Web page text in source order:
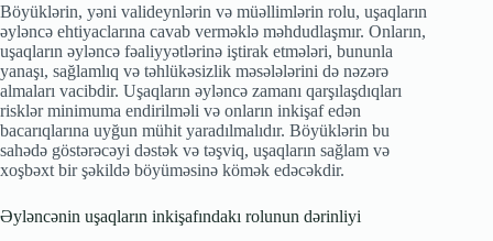
Böyüklərin, yəni valideynlərin və müəllimlərin rolu, uşaqların
əyləncə ehtiyaclarına cavab verməklə məhdudlaşmır. Onların,
uşaqların əyləncə fəaliyyətlərinə iştirak etmələri, bununla
yanaşı, sağlamlıq və təhlükəsizlik məsələlərini də nəzərə
almaları vacibdir. Uşaqların əyləncə zamanı qarşılaşdıqları
risklər minimuma endirilməli və onların inkişaf edən
bacarıqlarına uyğun mühit yaradılmalıdır. Böyüklərin bu
sahədə göstərəcəyi dəstək və təşviq, uşaqların sağlam və
xoşbəxt bir şəkildə böyüməsinə kömək edəcəkdir.
Əyləncənin uşaqların inkişafındakı rolunun dərinliyi